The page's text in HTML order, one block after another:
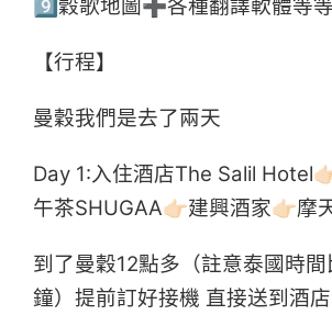
9⃣穀歌地圖➕各種翻譯軟體等
【行程】
曼穀我們是去了兩天
Day 1:入住酒店The Salil
午茶SHUGAA👉🏻建興酒家👉🏻摩
到了曼穀12點多（註意泰國時
鐘）提前訂好接機 直接送到酒